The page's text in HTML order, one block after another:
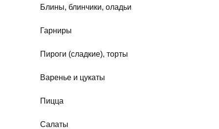
Блины, блинчики, оладьи
Гарниры
Пироги (сладкие), торты
Варенье и цукаты
Пицца
Салаты